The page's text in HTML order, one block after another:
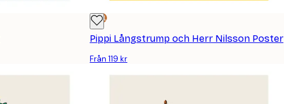
DEAL
Pippi Långstrump och Herr Nilsson Poster
Från 119 kr